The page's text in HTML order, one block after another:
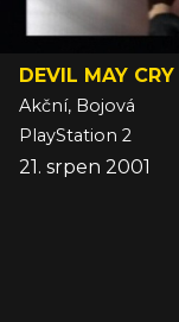
DEVIL MAY CRY
Akční, Bojová
PlayStation 2
21. srpen 2001